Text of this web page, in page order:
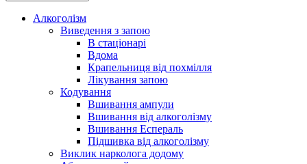
Алкоголізм
Виведення з запою
В стаціонарі
Вдома
Крапельниця від похмілля
Лікування запою
Кодування
Вшивання ампули
Вшивання від алкоголізму
Вшивання Еспераль
Підшивка від алкоголізму
Виклик нарколога додому